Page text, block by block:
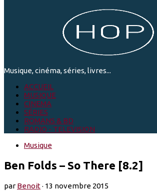
Musique, cinéma, séries, livres...
ACCUEIL
MUSIQUE
CINEMA
SÉRIES
ROMANS & BD
RADIO - TELEVISION
Musique
Ben Folds – So There [8.2]
parBenoit· 13 novembre 2015